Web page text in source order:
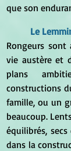
que son
	Le
Rongeurs
vie austère et
plans
constructions
famille, ou un
beaucoup.
équilibrés,
dans la